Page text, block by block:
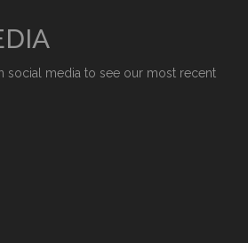
social media to see our most recent